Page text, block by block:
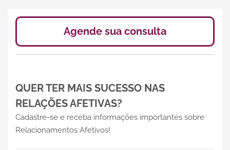
Agende sua consulta
QUER TER MAIS SUCESSO NAS
RELAÇÕES AFETIVAS?
Cadastre-se e receba informações importantes sobre
Relacionamentos Afetivos!